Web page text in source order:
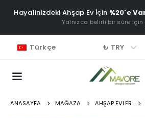
Hayalinizdeki Ahşap Ev İçin %20'e
Yalnızca belirli bir süre
Türkçe ₺ TRY
ANASAYFA MAĞAZA AHŞAP EVLER